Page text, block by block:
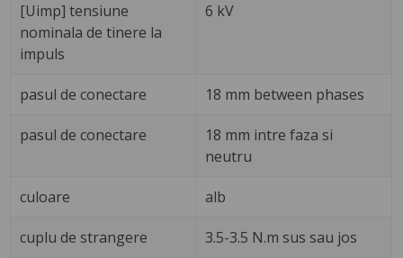
[Uimp] tensiune
nominala de tinere la
impuls
6 kV
pasul de conectare 18 mm between phases
pasul de conectare
18 mm intre faza si
neutru
culoare alb
cuplu de strangere 3.5-3.5 N.m sus sau jos